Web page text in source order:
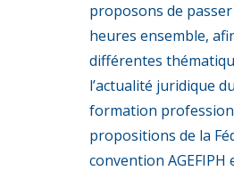
proposons de
heures ensemble,
différentes
l’actualité juridique
formation
propositions de la
convention AGEFIPH